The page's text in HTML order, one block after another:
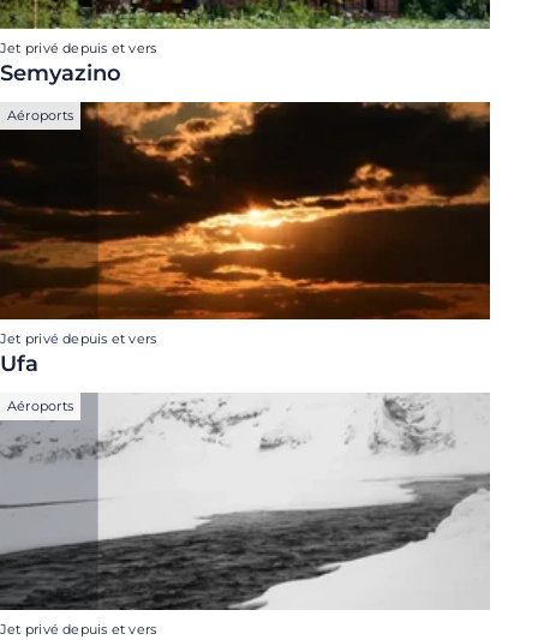
Jet privé depuis et vers
Semyazino
Aéroports
Jet privé depuis et vers
Ufa
Aéroports
Jet privé depuis et vers